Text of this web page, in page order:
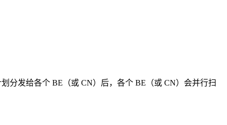
分发给各个 BE（或 CN）后，各个 BE（或 CN）会并行扫